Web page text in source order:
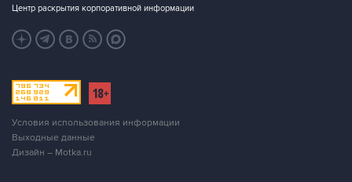
Центр раскрытия корпоративной информации
Условия использования информации
Выходные данные
Дизайн – Motka.ru